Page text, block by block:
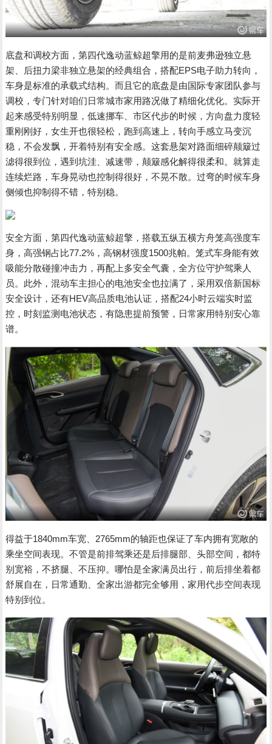
底盘和调校方面，第四代逸动蓝鲸超擎用的是前麦弗逊独立悬
架、后扭力梁非独立悬架的经典组合，搭配EPS电子助力转向，
车身是标准的承载式结构。而且它的底盘是由国际专家团队参与
调校，专门针对咱们日常城市家用路况做了精细化优化。实际开
起来感受特别明显，低速挪车、市区代步的时候，方向盘力度轻
重刚刚好，女生开也很轻松，跑到高速上，转向手感立马变沉
稳，不会发飘，开着特别有安全感。这套悬架对路面细碎颠簸过
滤得很到位，遇到坑洼、减速带，颠簸感化解得很柔和。就算走
连续烂路，车身晃动也控制得很好，不晃不散。过弯的时候车身
侧倾也抑制得不错，特别稳。
安全方面，第四代逸动蓝鲸超擎，搭载五纵五横方舟笼高强度车
身，高强钢占比77.2%，高钢材强度1500兆帕。笼式车身能有效
吸能分散碰撞冲击力，再配上多安全气囊，全方位守护驾乘人
员。此外，混动车主担心的电池安全也拉满了，采用双倍新国标
安全设计，还有HEV高品质电池认证，搭配24小时云端实时监
控，时刻监测电池状态，有隐患提前预警，日常家用特别安心靠
谱。
得益于1840mm车宽、2765mm的轴距也保证了车内拥有宽敞的
乘坐空间表现。不管是前排驾乘还是后排腿部、头部空间，都特
别宽裕，不挤腿、不压抑。哪怕是全家满员出行，前后排坐着都
舒展自在，日常通勤、全家出游都完全够用，家用代步空间表现
特别到位。